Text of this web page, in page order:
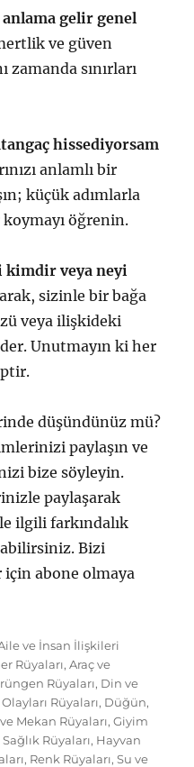
anlama gelir genel
ve güven
zamanda sınırları
hissediyorsam
anlamlı bir
küçük adımlarla
koymayı öğrenin.
kimdir veya neyi
sizinle bir bağa
veya ilişkideki
Unutmayın ki her
düşündünüz mü?
paylaşın ve
bize söyleyin.
paylaşarak
ilgili farkındalık
Bizi
abone olmaya
ve İnsan İlişkileri
Rüyaları,Araç ve
Rüyaları, Din ve
Rüyaları, Düğün,
Mekan Rüyaları,Giyim
Rüyaları, Hayvan
, Renk Rüyaları,Su ve